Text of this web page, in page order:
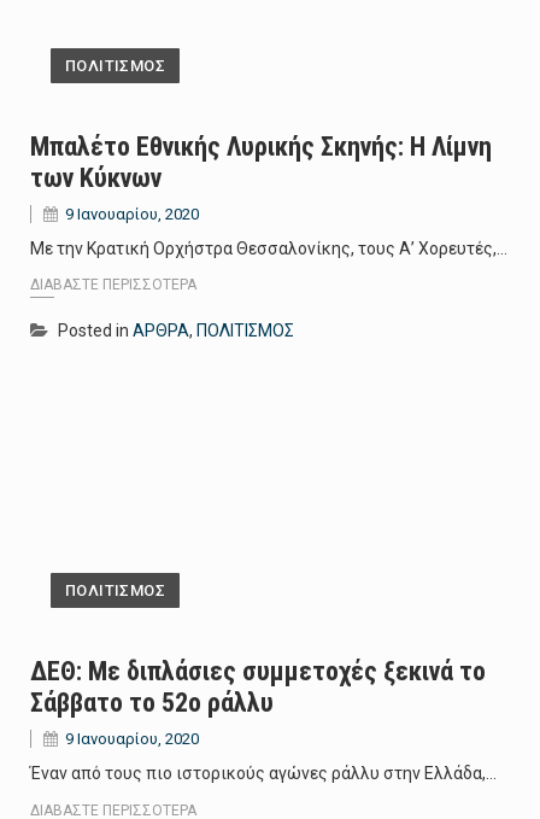
ΠΟΛΙΤΙΣΜΟΣ
Μπαλέτο Εθνικής Λυρικής Σκηνής: Η Λίμνη
των Κύκνων
9 Ιανουαρίου, 2020
Με την Κρατική Ορχήστρα Θεσσαλονίκης, τους Α’ Χορευτές,…
ΔΙΑΒΆΣΤΕ ΠΕΡΙΣΣΌΤΕΡΑ
Posted in ΑΡΘΡΑ, ΠΟΛΙΤΙΣΜΟΣ
ΠΟΛΙΤΙΣΜΟΣ
ΔΕΘ: Με διπλάσιες συμμετοχές ξεκινά το
Σάββατο το 52ο ράλλυ
9 Ιανουαρίου, 2020
Έναν από τους πιο ιστορικούς αγώνες ράλλυ στην Ελλάδα,…
ΔΙΑΒΆΣΤΕ ΠΕΡΙΣΣΌΤΕΡΑ